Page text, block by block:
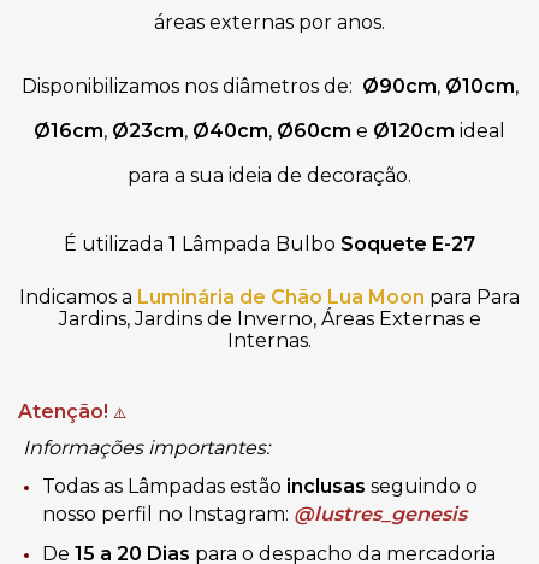
áreas externas por anos.
Disponibilizamos nos diâmetros de: Ø90cm, Ø10cm,
Ø16cm, Ø23cm, Ø40cm, Ø60cm e Ø120cm ideal
para a sua ideia de decoração.
É utilizada 1 Lâmpada Bulbo Soquete E-27
Indicamos a Luminária de Chão Lua Moon para Para
Jardins, Jardins de Inverno, Áreas Externas e
Internas.
Atenção! ⚠️
Informações importantes:
Todas as Lâmpadas estão inclusas seguindo o
nosso perfil no Instagram: @lustres_genesis
De 15 a 20 Dias para o despacho da mercadoria